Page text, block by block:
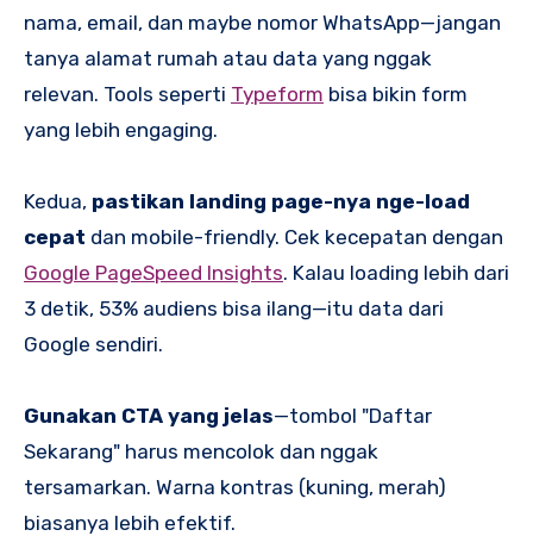
nama, email, dan maybe nomor WhatsApp—jangan
tanya alamat rumah atau data yang nggak
relevan. Tools seperti Typeform bisa bikin form
yang lebih engaging.
Kedua, pastikan landing page-nya nge-load
cepat dan mobile-friendly. Cek kecepatan dengan
Google PageSpeed Insights. Kalau loading lebih dari
3 detik, 53% audiens bisa ilang—itu data dari
Google sendiri.
Gunakan CTA yang jelas—tombol "Daftar
Sekarang" harus mencolok dan nggak
tersamarkan. Warna kontras (kuning, merah)
biasanya lebih efektif.